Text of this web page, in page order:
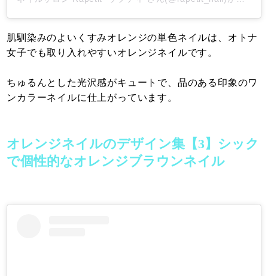
肌馴染みのよいくすみオレンジの単色ネイルは、オトナ
女子でも取り入れやすいオレンジネイルです。
ちゅるんとした光沢感がキュートで、品のある印象のワ
ンカラーネイルに仕上がっています。
オレンジネイルのデザイン集【3】シック
で個性的なオレンジブラウンネイル